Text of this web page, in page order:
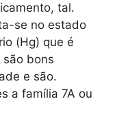
tal.
se no estado
(Hg) que é
bons
e são.
a família 7A ou